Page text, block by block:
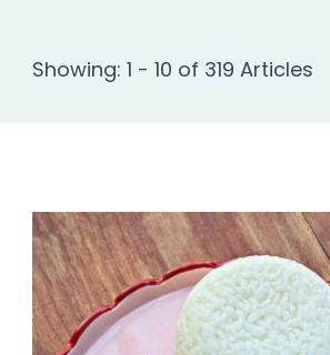
Showing: 1 - 10 of 319 Articles